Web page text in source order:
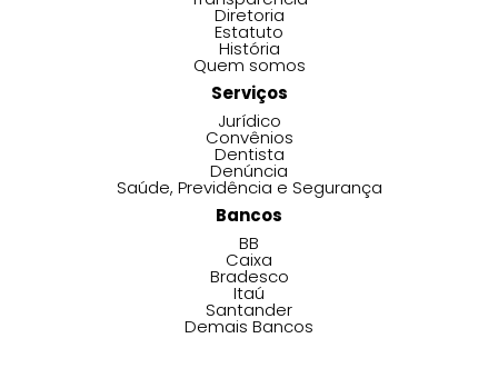
Diretoria
Estatuto
História
Quem somos
Serviços
Jurídico
Convênios
Dentista
Denúncia
Saúde, Previdência e Segurança
Bancos
BB
Caixa
Bradesco
Itaú
Santander
Demais Bancos